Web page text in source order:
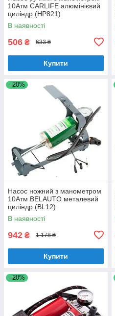
10Атм CARLIFE алюмінієвий
циліндр (HP821)
В наявності
506 ₴ 633 ₴
Купити
–20%
Насос ножний з манометром
10Атм BELAUTO металевий
циліндр (BL12)
В наявності
942 ₴ 1 178 ₴
Купити
–20%